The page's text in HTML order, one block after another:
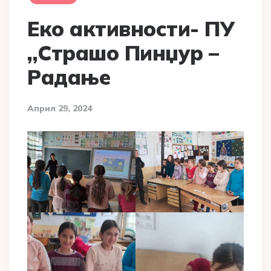
Еко активности- ПУ
,,Страшо Пинџур –
Радање
Април 29, 2024